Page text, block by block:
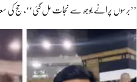
’’برسوں پرانے بوجھ سے نجات مل گئی‘‘، حج کی